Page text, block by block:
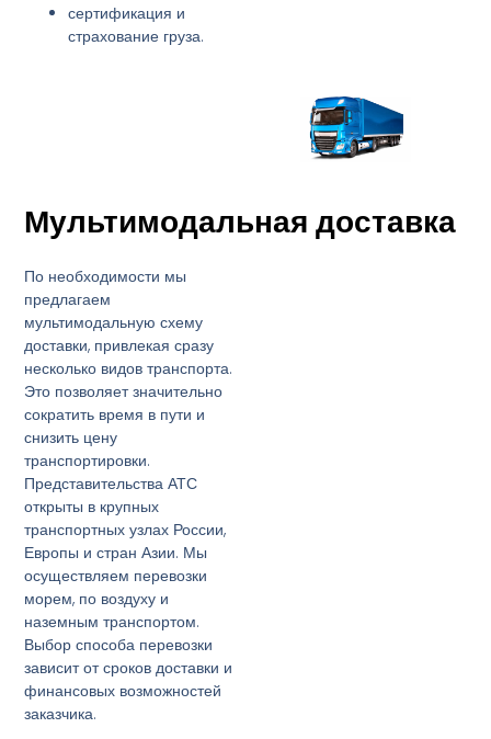
сертификация и
страхование груза.
Мультимодальная доставка
По необходимости мы
предлагаем
мультимодальную схему
доставки, привлекая сразу
несколько видов транспорта.
Это позволяет значительно
сократить время в пути и
снизить цену
транспортировки.
Представительства АТС
открыты в крупных
транспортных узлах России,
Европы и стран Азии. Мы
осуществляем перевозки
морем, по воздуху и
наземным транспортом.
Выбор способа перевозки
зависит от сроков доставки и
финансовых возможностей
заказчика.